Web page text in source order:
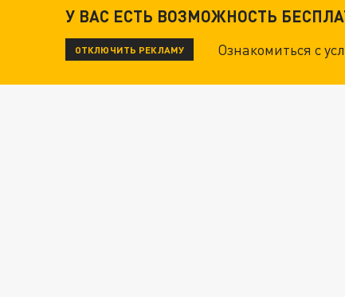
У ВАС ЕСТЬ ВОЗМОЖНОСТЬ
ОТКЛЮЧИТЬ РЕКЛАМУ Ознакомиться с